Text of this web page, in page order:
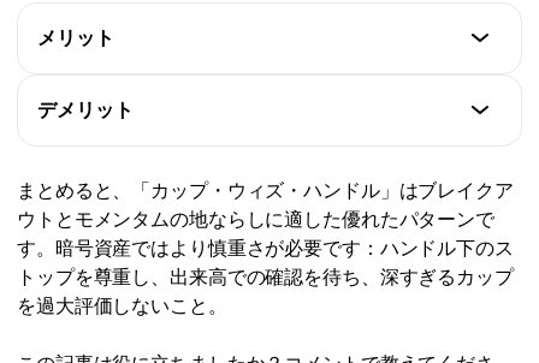
メリット
特徴
なストップ（ハンドルの下）、測定可能な目標（カッ
プの高さ）があります。これにより、システム化とバ
ックテストが簡単になります。
良好なリスクリワード比：
部分的な利確を行っても、このパターンは利益につな
デメリット
初心者には難しい：
一部のトレーダーは、どんな横ばいの動きにもカップ
を見てしまいます。形状、深さ、ハンドルの位置とい
う基準を厳格に守る必要があります。
形成期間：
まとめると、「カップ・ウィズ・ハンドル」はブレイクア
ウトとモメンタムの地ならしに適した優れたパターンで
す。暗号資産ではより慎重さが必要です：ハンドル下のス
トップを尊重し、出来高での確認を待ち、深すぎるカップ
を過大評価しないこと。